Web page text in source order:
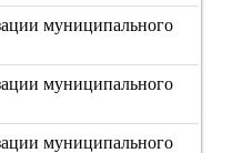
муниципального
муниципального
муниципального